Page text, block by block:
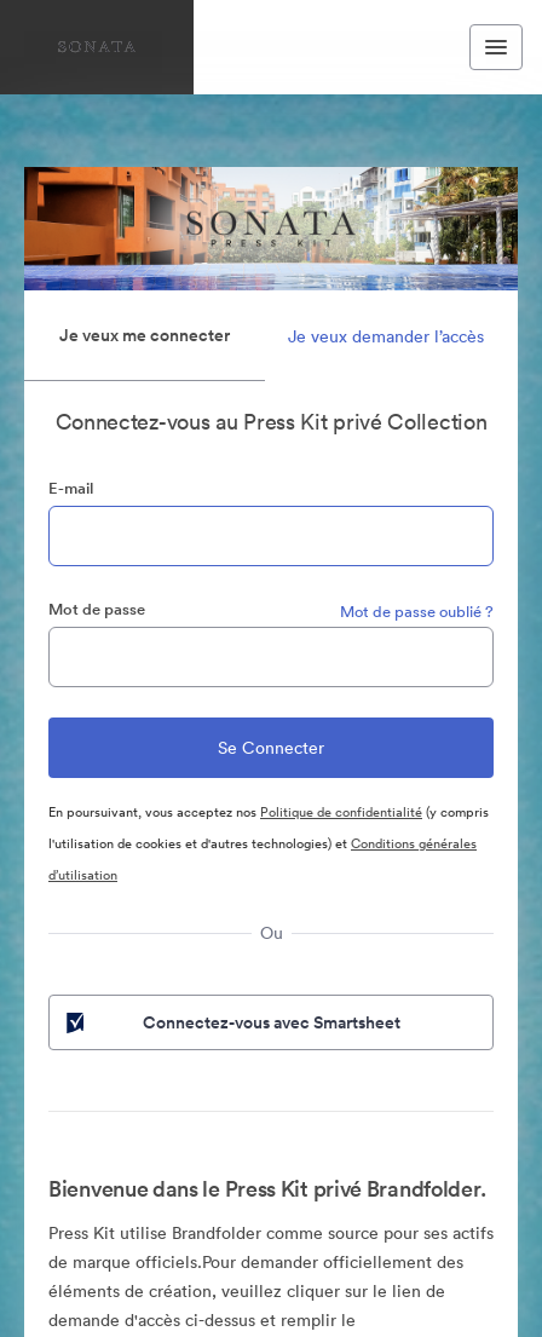
Je veux me connecter Je veux demander l’accès
Connectez-vous au Press Kit privé Collection
E-mail
Mot de passe Mot de passe oublié ?
En poursuivant, vous acceptez nos Politique de confidentialité(y compris
l'utilisation de cookies et d'autres technologies) etConditions générales
d’utilisation
Ou
Connectez-vous avec Smartsheet
Bienvenue dans le Press Kit privé Brandfolder.
Press Kit utilise Brandfolder comme source pour ses actifs
de marque officiels.Pour demander officiellement des
éléments de création, veuillez cliquer sur le lien de
demande d'accès ci-dessus et remplir le